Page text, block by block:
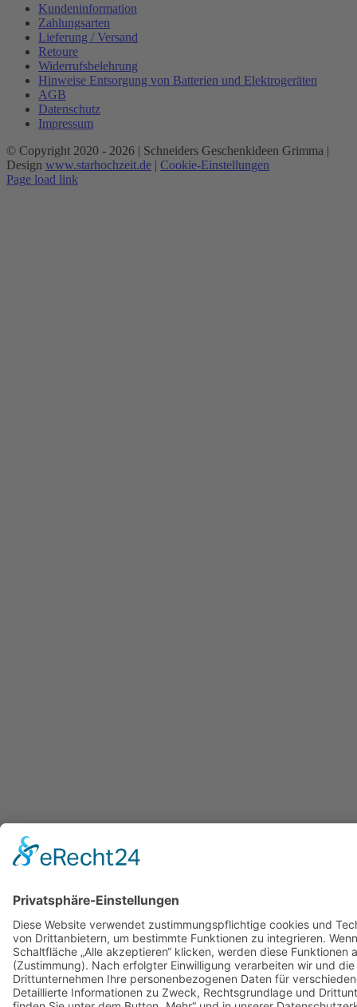
Kundeninformation
Zahlungsarten
Lieferung / Versand
Retoure
Widerrufsbelehrung
Hinweise Entsorgung von Batterien und Elektrogeräten
AGB
Datenschutz
Impressum
© Copyright 2020 - 2026 | Schneiders Geschenkideen Grimma |
Design www.starhochzeit.de | Cookie-Einstellungen
Page load link